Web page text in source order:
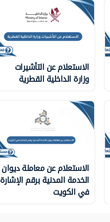
الاستعلام عن التأشيرات
وزارة الداخلية ‏القطرية
الاستعلام عن معاملة ديوان
الخدمة المدنية برقم الإشارة
في الكويت